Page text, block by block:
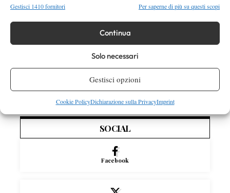
Gestisci 1410 fornitori Per saperne di più su questi scopi
Continua
Solo necessari
Gestisci opzioni
Cookie PolicyDichiarazione sulla PrivacyImprint
Fonseca-Shelton sul centrale e Darderi in
doppio
Nadal si stringe a Messi: il messaggio del
campione spagnolo dopo la morte di Jorge
SOCIAL
Facebook